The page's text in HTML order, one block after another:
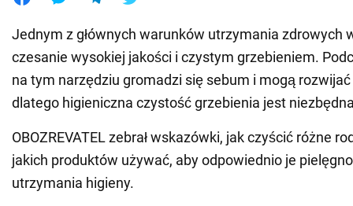
Jednym z głównych warunków utrzymania zdrowych
czesanie wysokiej jakości i czystym grzebieniem.
na tym narzędziu gromadzi się sebum i mogą
dlatego higieniczna czystość grzebienia jest
OBOZREVATEL zebrał wskazówki, jak czyścić różne
jakich produktów używać, aby odpowiednio je
utrzymania higieny.